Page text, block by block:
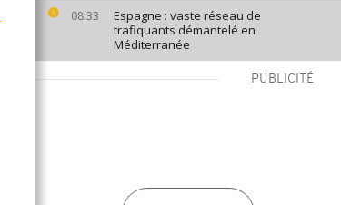
08:33
Espagne : vaste réseau de
trafiquants démantelé en
Méditerranée
PUBLICITÉ